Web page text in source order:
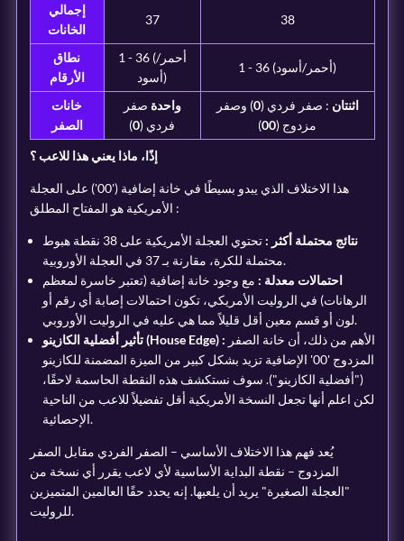
إجمالي
الخانات
37 38
نطاق
الأرقام
1 - 36 (أحمر/
أسود)
1 - 36 (أحمر/أسود)
خانات
الصفر
واحدة صفر
فردي (0
)
اثنتان : صفر فردي (0) وصفر
مزدوج (00
)
إذًا، ماذا يعني هذا للاعب ؟
هذا الاختلاف الذي يبدو بسيطًا في خانة إضافية ('00') على العجلة
الأمريكية هو المفتاح المطلق :
نتائج محتملة أكثر :
تحتوي العجلة الأمريكية على 38 نقطة هبوط
محتملة للكرة، مقارنة بـ 37 في العجلة الأوروبية.
احتمالات معدلة : مع وجود خانة إضافية (تعتبر خاسرة لمعظم
الرهانات) في الروليت الأمريكي، تكون احتمالات إصابة أي رقم أو
لون أو قسم معين أقل قليلاً مما هي عليه في الروليت الأوروبي.
تأثير أفضلية الكازينو (House Edge) :
المزدوج '00' الإضافية تزيد بشكل كبير من الميزة المضمنة للكازينو
("أفضلية الكازينو"). سوف نستكشف هذه النقطة الحاسمة لاحقًا،
لكن اعلم أنها تجعل النسخة الأمريكية أقل تفضيلاً للاعب من الناحية
الإحصائية.
يُعد فهم هذا الاختلاف الأساسي – الصفر الفردي مقابل الصفر
المزدوج – نقطة البداية الأساسية لأي لاعب يقرر أي نسخة من
"العجلة الصغيرة" يريد أن يلعبها. إنه يحدد حقًا العالمين المتميزين
للروليت.